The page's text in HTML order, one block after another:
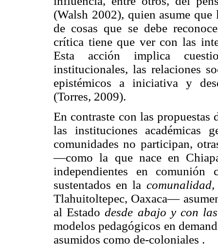
(Walsh 2002), quien asume
de cosas que se debe
crítica tiene que ver con las
Esta acción implica
institucionales, las relaciones
epistémicos a iniciativa y
(Torres, 2009).
En contraste con las
las instituciones académicas
comunidades no participan,
—como la que nace en
independientes en
sustentados en la comunalidad,
Tlahuitoltepec, Oaxaca—
al Estadodesde abajo y con
modelos pedagógicos en
asumidos como de-coloniales .